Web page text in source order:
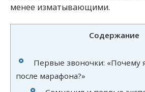
менее изматывающими.
Содержание
Первые звоночки: «Почему
после марафона?»